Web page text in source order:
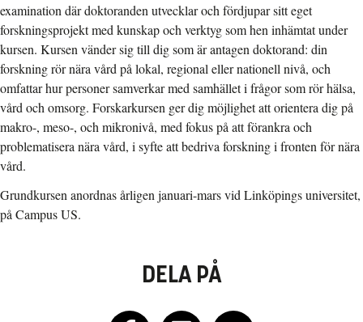
examination där doktoranden utvecklar och fördjupar sitt eget
forskningsprojekt med kunskap och verktyg som hen inhämtat under
kursen. Kursen vänder sig till dig som är antagen doktorand: din
forskning rör nära vård på lokal, regional eller nationell nivå, och
omfattar hur personer samverkar med samhället i frågor som rör hälsa,
vård och omsorg. Forskarkursen ger dig möjlighet att orientera dig på
makro-, meso-, och mikronivå, med fokus på att förankra och
problematisera nära vård, i syfte att bedriva forskning i fronten för nära
vård.
Grundkursen anordnas årligen januari-mars vid Linköpings universitet,
på Campus US.
DELA PÅ